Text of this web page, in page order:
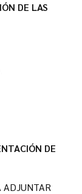
DE LAS
DE
ADJUNTAR